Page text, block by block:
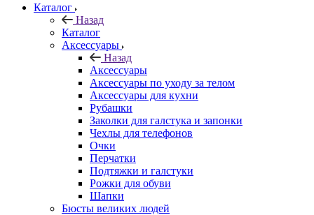
Каталог
Назад
Каталог
Аксессуары
Назад
Аксессуары
Аксессуары по уходу за телом
Аксессуары для кухни
Рубашки
Заколки для галстука и запонки
Чехлы для телефонов
Очки
Перчатки
Подтяжки и галстуки
Рожки для обуви
Шапки
Бюсты великих людей